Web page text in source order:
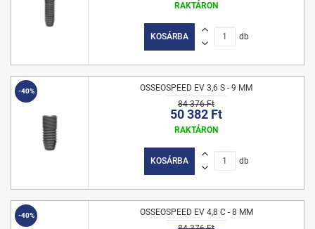
RAKTÁRON
KOSÁRBA db
-40%
OSSEOSPEED EV 3,6 S - 9 MM
84 376 Ft
50 382 Ft
RAKTÁRON
KOSÁRBA db
-40%
OSSEOSPEED EV 4,8 C - 8 MM